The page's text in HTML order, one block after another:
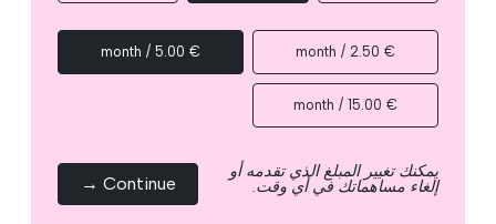
€ 2.50 / month
€ 5.00 / month
€ 15.00 / month
يمكنك تغيير المبلغ الذي تقدمه أو
إلغاء مساهماتك في أي وقت. Continue →